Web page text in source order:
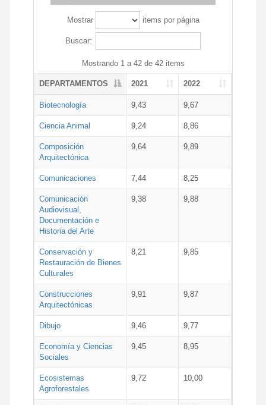
Mostrar items por página
Buscar:
Mostrando 1 a 42 de 42 items
DEPARTAMENTOS 2021 2022
Biotecnología 9,43 9,67
Ciencia Animal 9,24 8,86
Composición
Arquitectónica
9,64 9,89
Comunicaciones 7,44 8,25
Comunicación
Audiovisual,
Documentación e
Historia del Arte
9,38 9,88
Conservación y
Restauración de Bienes
Culturales
8,21 9,85
Construcciones
Arquitectónicas
9,91 9,87
Dibujo 9,46 9,77
Economía y Ciencias
Sociales
9,45 8,95
Ecosistemas
Agroforestales
9,72 10,00